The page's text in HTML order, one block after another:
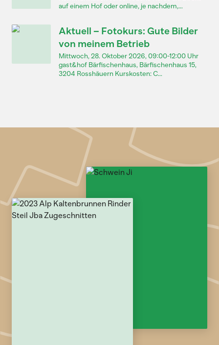
auf einem Hof oder online, je nachdem,...
Aktuell – Fotokurs: Gute Bilder
von meinem Betrieb
Mittwoch, 28. Oktober 2026, 09:00-12:00 Uhr
gast&hof Bärfischenhaus, Bärfischenhaus 15,
3204 Rosshäuern Kurskosten: C...